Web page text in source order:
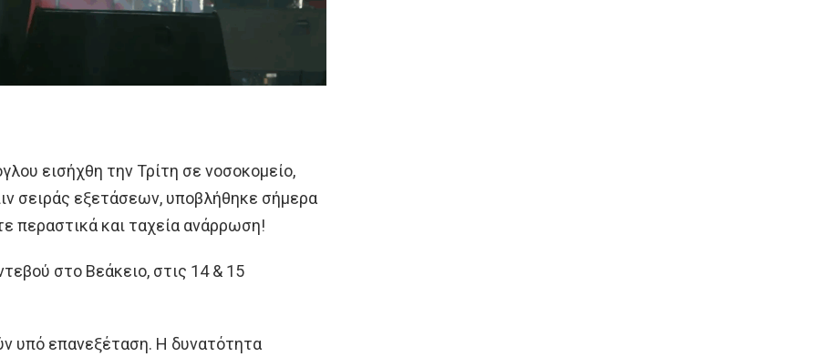
εισήχθη την Τρίτη σε νοσοκομείο,
σειράς εξετάσεων, υποβλήθηκε σήμερα
περαστικά και ταχεία ανάρρωση!
στο Βεάκειο, στις 14 & 15
υπό επανεξέταση. Η δυνατότητα